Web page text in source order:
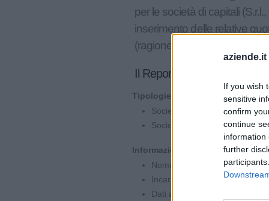
aziende.it
If you wish
sensitive
confirm
continue
information
further
per le società di capitali
inserimento delle relative
(ragione o denominazione
Il Report Esponenti Attivi
Tipologie di Società:
Società di capitali (S.r.l.,
Società di persone (S.s.,
Informazioni sui Membri:
Nominativi degli esponenti attivi
Incarichi ricoperti (es. direttori
Dati anagrafici e di contatto